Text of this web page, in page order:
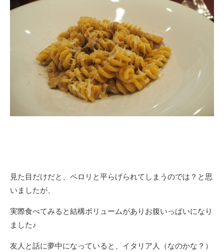
見た目だけだと、ペロリと平らげられてしまうのでは？と思
いましたが、
実際食べてみると結構ボリュームがありお腹いっぱいになり
ました♪
友人と話に夢中になっていると、イタリア人（なのかな？）